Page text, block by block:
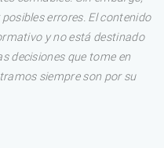
errores. El contenido
y no está destinado
decisiones que tome en
siempre son por su